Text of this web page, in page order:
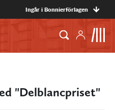
Ingår i Bonnierförlagen
"Delblancpriset"